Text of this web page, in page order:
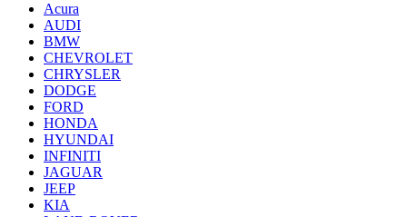
Acura
AUDI
BMW
CHEVROLET
CHRYSLER
DODGE
FORD
HONDA
HYUNDAI
INFINITI
JAGUAR
JEEP
KIA